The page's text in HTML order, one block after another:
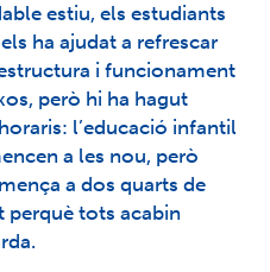
estiu, els estudiants
ha ajudat a refrescar
i funcionament
però hi ha hagut
l’educació infantil
a les nou, però
a dos quarts de
perquè tots acabin